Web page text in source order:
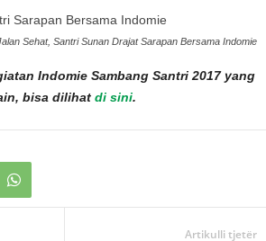
Sehat, Santri Sunan Drajat Sarapan Bersama Indomie
Indomie Sambang Santri 2017 yang
bisa dilihat di sini.
Artikulli tjetër